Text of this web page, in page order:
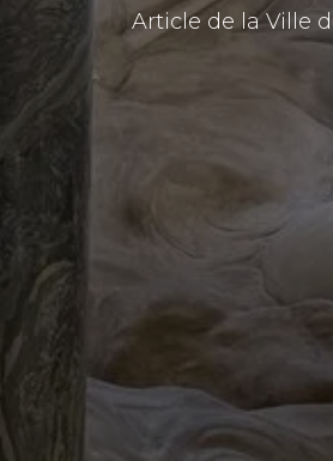
Article de la Ville